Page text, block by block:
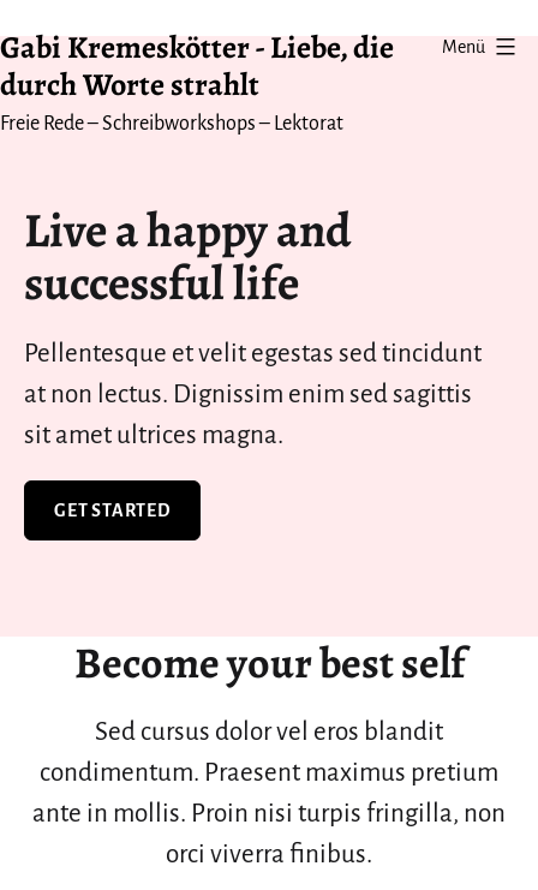
Inhalt
springen
Gabi Kremeskötter - Liebe, die
durch Worte strahlt
Freie Rede – Schreibworkshops – Lektorat
Menü
Live a happy and
successful life
Pellentesque et velit egestas sed tincidunt
at non lectus. Dignissim enim sed sagittis
sit amet ultrices magna.
GET STARTED
Become your best self
Sed cursus dolor vel eros blandit
condimentum. Praesent maximus pretium
ante in mollis. Proin nisi turpis fringilla, non
orci viverra finibus.